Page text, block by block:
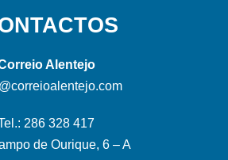
Alentejo
286 328 417
de Ourique, 6 – A